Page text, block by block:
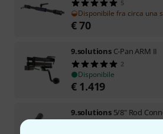
5
Disponibile fra circa una
€70
9.solutions C-Pan ARM II
2
Disponibile
€ 1.419
9.solutions 5/8" Rod